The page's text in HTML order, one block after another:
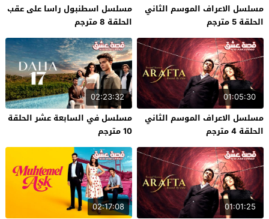
مسلسل الاعراف الموسم الثاني
الحلقة 5 مترجم
مسلسل اسطنبول راسا على عقب
الحلقة 8 مترجم
01:05:30
مسلسل الاعراف الموسم الثاني
الحلقة 4 مترجم
02:23:32
مسلسل في السابعة عشر الحلقة
10 مترجم
01:01:25
02:17:08